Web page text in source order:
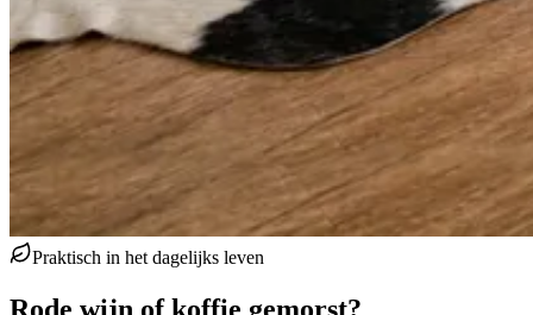
Praktisch in het dagelijks leven
Rode wijn of koffie gemorst?